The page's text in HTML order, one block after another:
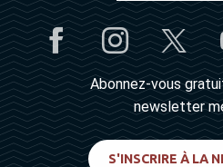
Abonnez-vous
newsletter
S'INSCRIRE À LA